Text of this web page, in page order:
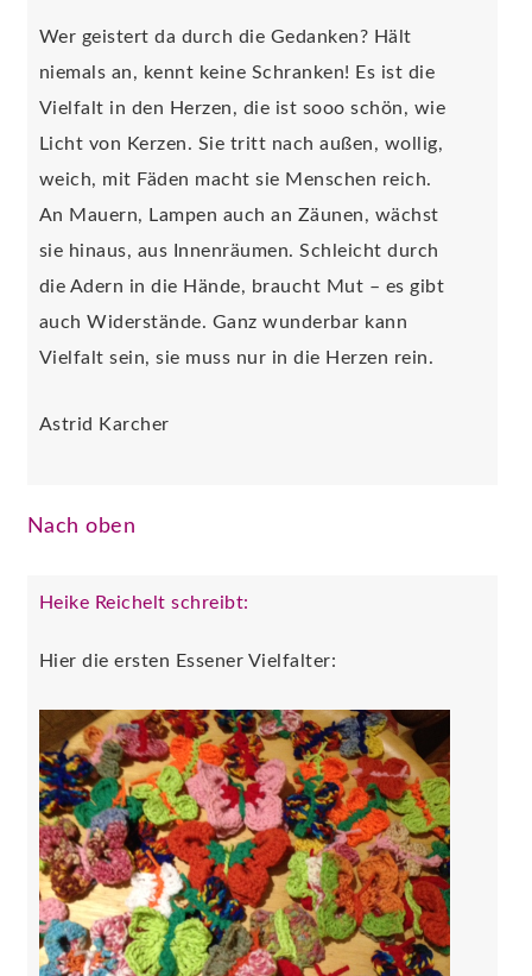
Wer geistert da durch die Gedanken? Hält
niemals an, kennt keine Schranken! Es ist die
Vielfalt in den Herzen, die ist sooo schön, wie
Licht von Kerzen. Sie tritt nach außen, wollig,
weich, mit Fäden macht sie Menschen reich.
An Mauern, Lampen auch an Zäunen, wächst
sie hinaus, aus Innenräumen. Schleicht durch
die Adern in die Hände, braucht Mut – es gibt
auch Widerstände. Ganz wunderbar kann
Vielfalt sein, sie muss nur in die Herzen rein.
Astrid Karcher
Nach oben
Heike Reichelt schreibt:
Hier die ersten Essener Vielfalter: